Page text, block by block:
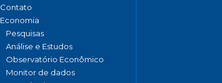
Contato
Economia
Pesquisas
Análise e Estudos
Observatório Econômico
Monitor de dados